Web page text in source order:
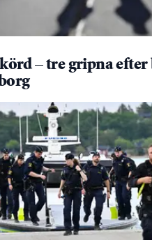
– tre gripna